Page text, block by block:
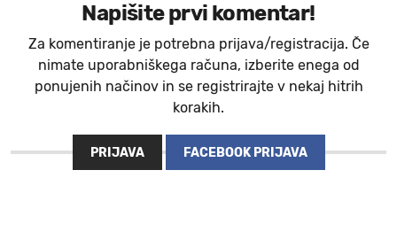
Napišite prvi komentar!
Za komentiranje je potrebna prijava/registracija. Če
nimate uporabniškega računa, izberite enega od
ponujenih načinov in se registrirajte v nekaj hitrih
korakih.
PRIJAVA FACEBOOK PRIJAVA